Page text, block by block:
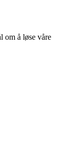
om å løse våre